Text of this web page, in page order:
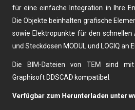
für eine einfache Integration in Ihre
Die Objekte beinhalten grafische
sowie Elektropunkte für den schnellen
und Steckdosen MODUL und LOGIQ an
Die BIM-Dateien von TEM sind
Graphisoft DDSCAD kompatibel.
Verfügbar zum Herunterladen unter